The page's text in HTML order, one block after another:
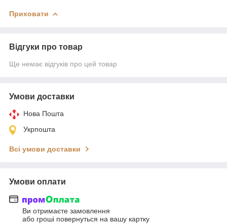
Приховати
Відгуки про товар
Ще немає відгуків про цей товар
Умови доставки
Нова Пошта
Укрпошта
Всі умови доставки
Умови оплати
Ви отримаєте замовлення
або гроші повернуться на вашу картку